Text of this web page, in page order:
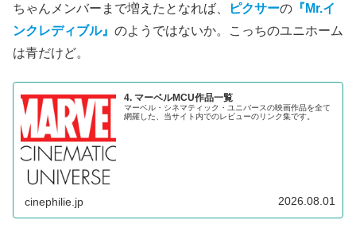
ちゃんメンバーまで増えたとなれば、
ピクサーの 『Mr.イ
ンクレディブル』 のようではないか。こっちのユニホーム
は青だけど。
4. マーベルMCU作品一覧
マーベル・シネマティック・ユニバースの映画作品を全て
網羅した、当サイト内でのレビューのリンク集です。
cinephilie.jp 2026.08.01